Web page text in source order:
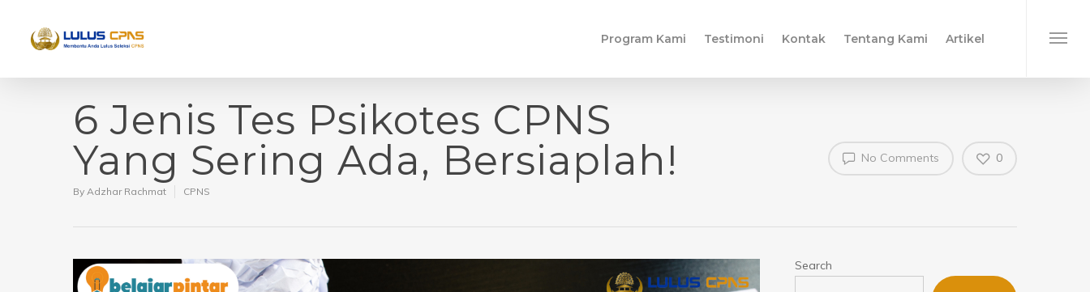
Program Kami Testimoni Kontak Tentang Kami Artikel
6 Jenis Tes Psikotes CPNS
Yang Sering Ada, Bersiaplah!
By Adzhar Rachmat CPNS
No Comments 0
Search